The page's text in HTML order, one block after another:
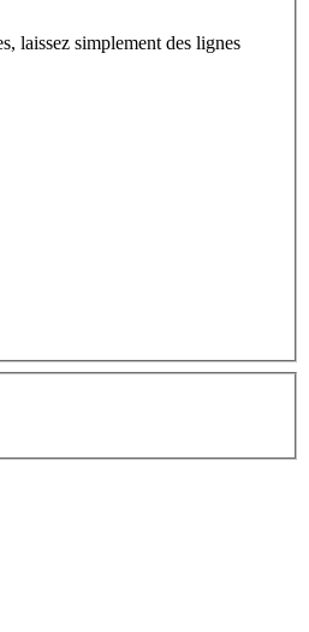
laissez simplement des lignes